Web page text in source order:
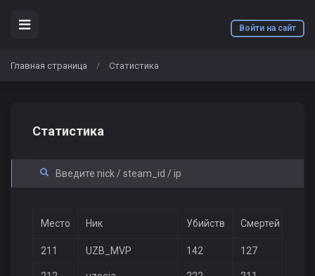
Войти на сайт
Главная страница / Статистика
Статистика
Место Ник Убийств Смертей
211 UZB_MVP 142 127